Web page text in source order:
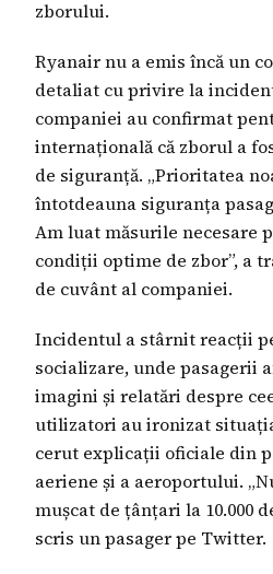
zborului.
Ryanair nu a emis încă un
detaliat cu privire la
companiei au confirmat
internațională că zborul a
de siguranță. „Prioritatea
întotdeauna siguranța
Am luat măsurile necesare
condiții optime de zbor”, a
de cuvânt al companiei.
Incidentul a stârnit reacții
socializare, unde pasagerii
imagini și relatări despre
utilizatori au ironizat
cerut explicații oficiale din
aeriene și a aeroportului.
mușcat de țânțari la 10.000
scris un pasager pe Twitter.